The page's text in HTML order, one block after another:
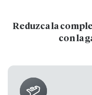
Reduzca la
con la